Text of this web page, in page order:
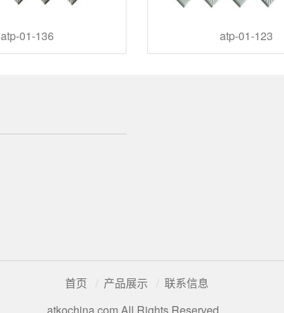
atp-01-136 atp-01-123
首页 产品展示
联系信息